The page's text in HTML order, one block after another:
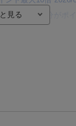
ックス購入分がポイ